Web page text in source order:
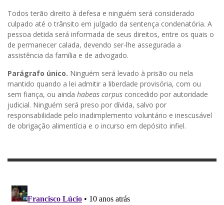
Todosterão direito à defesa e ninguém será considerado
culpado até o trânsito em julgado da sentença condenatória. A
pessoa detida será informada de seus direitos, entre os quais o
de permanecer calada, devendo ser-lhe assegurada a
assistência da família e de advogado.
Parágrafo único. Ninguém será levado à prisão ou nela
mantido quando a lei admitir a liberdade provisória, com ou
sem fiança, ou ainda habeas corpus concedido por autoridade
judicial. Ninguém será preso por dívida, salvo por
responsabilidade pelo inadimplemento voluntário e inescusável
de obrigação alimentícia e o incurso em depósito infiel.